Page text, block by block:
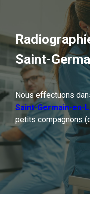
Saint-
Nous effectuons
Saint-Germain-en-
petits compagnons